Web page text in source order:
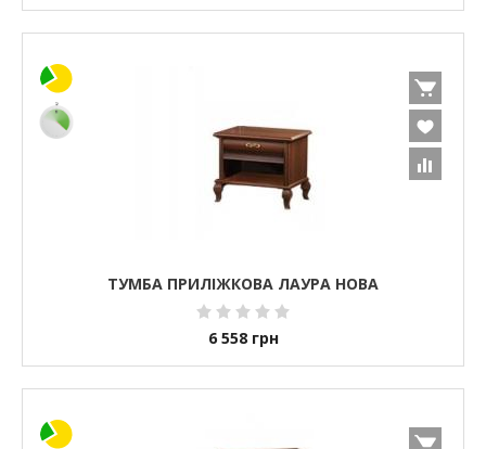
ТУМБА ПРИЛІЖКОВА ЛАУРА НОВА
6 558 грн